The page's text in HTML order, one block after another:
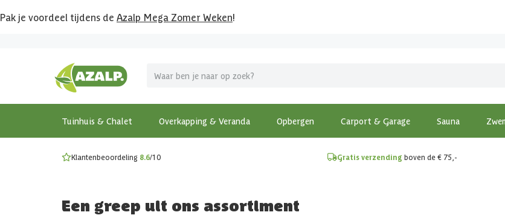
Pak je voordeel tijdens de Azalp Mega Zomer Weken!
Tuinhuis & Chalet Overkapping & Veranda Opbergen Carport & Garage Sauna
MEGA zomer kortingen op overkappingen en tuinhuizen!
Bekijk de actiemodellen
Gratis wandplankset
Ontdek onze metalen overkappingen
Klantenbeoordeling 8.6/10 Gratis verzending boven de € 75,-
Een greep uit ons assortiment